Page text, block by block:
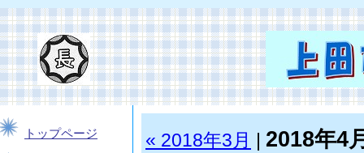
トップページ « 2018年3月 2018年4